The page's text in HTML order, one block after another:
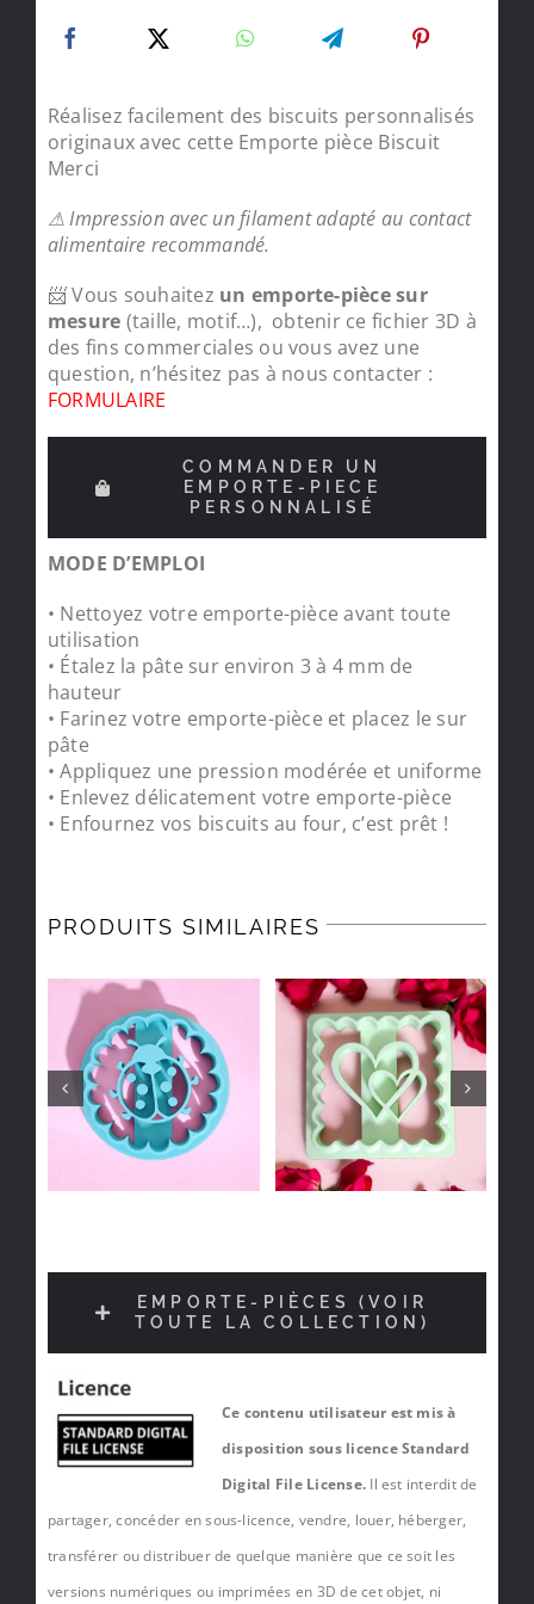
Réalisez facilement des biscuits personnalisés
originaux avec cette Emporte pièce Biscuit
Merci
⚠ Impression avec un filament adapté au contact
alimentaire recommandé.
📨 Vous souhaitez un emporte-pièce sur
mesure (taille, motif…), obtenir ce fichier 3D à
des fins commerciales ou vous avez une
question, n’hésitez pas à nous contacter :
FORMULAIRE
COMMANDER UN
EMPORTE-PIECE
PERSONNALISÉ
MODE D’EMPLOI
• Nettoyez votre emporte-pièce avant toute
utilisation
• Étalez la pâte sur environ 3 à 4 mm de
hauteur
• Farinez votre emporte-pièce et placez le sur
pâte
• Appliquez une pression modérée et uniforme
• Enlevez délicatement votre emporte-pièce
• Enfournez vos biscuits au four, c’est prêt !
PRODUITS SIMILAIRES
EMPORTE-PIÈCES (VOIR
TOUTE LA COLLECTION)
Ce contenu utilisateur est mis à
disposition sous licence Standard
Digital File License. Il est interdit de
partager, concéder en sous-licence, vendre, louer, héberger,
transférer ou distribuer de quelque manière que ce soit les
versions numériques ou imprimées en 3D de cet objet, ni